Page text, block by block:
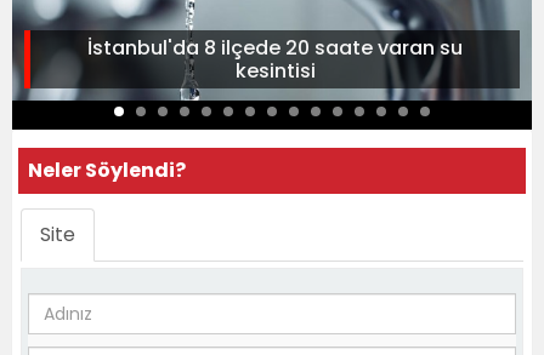
İstanbul'da 8 ilçede 20 saate varan su
kesintisi
Neler Söylendi?
Site